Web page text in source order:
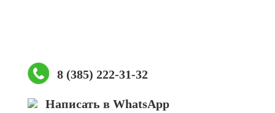
8 (385) 222-31-32
Написать в WhatsApp